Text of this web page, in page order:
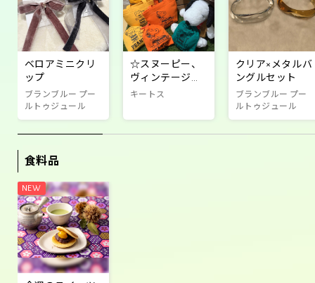
ベロアミニクリ
ップ
ブランブルー プー
ルトゥジュール
☆スヌーピー、
ヴィンテージ商
品☆
キートス
クリア×メタルバ
ングルセット
ブランブルー プー
ルトゥジュール
食料品